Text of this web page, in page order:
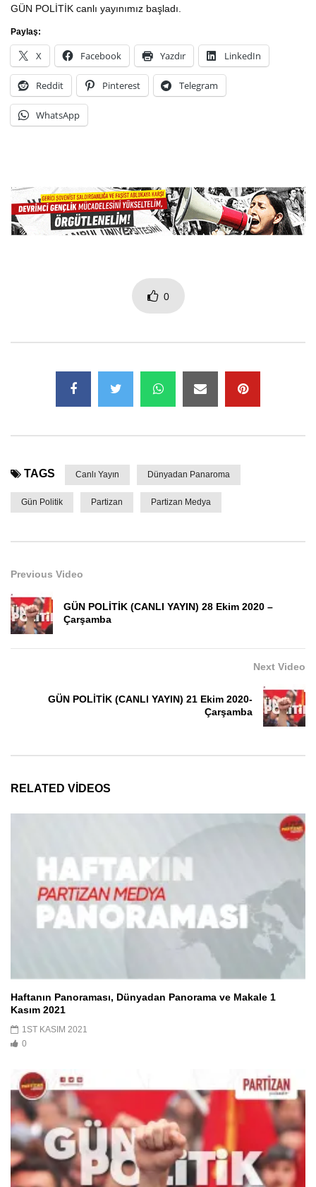
0
GÜN POLİTİK canlı yayınımız başladı.
Paylaş:
X Facebook Yazdır LinkedIn
Reddit Pinterest Telegram
WhatsApp
0
TAGS Canlı Yayın Dünyadan Panaroma
Gün Politik Partizan Partizan Medya
Previous Video
GÜN POLİTİK (CANLI YAYIN) 28 Ekim 2020 –
Çarşamba
Next Video
GÜN POLİTİK (CANLI YAYIN) 21 Ekim 2020-
Çarşamba
RELATED VIDEOS
Haftanın Panoraması, Dünyadan Panorama ve Makale 1
Kasım 2021
1ST KASIM 2021
0